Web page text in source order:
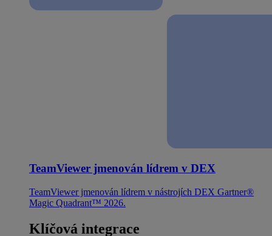
TeamViewer jmenován lídrem v DEX
TeamViewer jmenován lídrem v nástrojích DEX Gartner®
Magic Quadrant™ 2026.
Klíčová integrace